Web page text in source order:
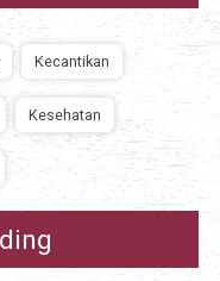
Kecantikan
Kesehatan